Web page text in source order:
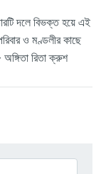
দলে বিভক্ত হয়ে এই
ও মণ্ডলীর কাছে
অঙ্গিতা রিতা ক্রুশ